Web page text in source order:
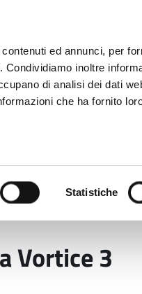
ed annunci, per
inoltre
di analisi dei dati
che ha fornito
Statistiche
Servizi e
Vortice 3